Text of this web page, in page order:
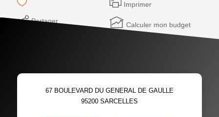
Imprimer
Partager Calculer mon budget
67 BOULEVARD DU GENERAL DE GAULLE
95200 SARCELLES